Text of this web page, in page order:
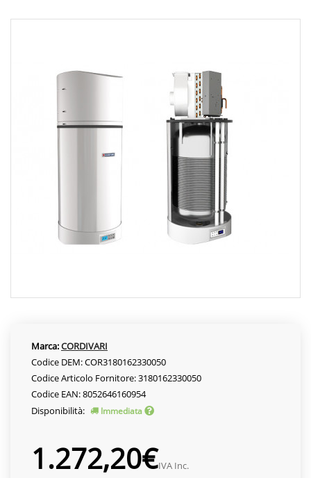
Marca:CORDIVARI
Codice DEM: COR3180162330050
Codice Articolo Fornitore: 3180162330050
Codice EAN: 8052646160954
Disponibilità:
Immediata
1.272,20€IVA Inc.